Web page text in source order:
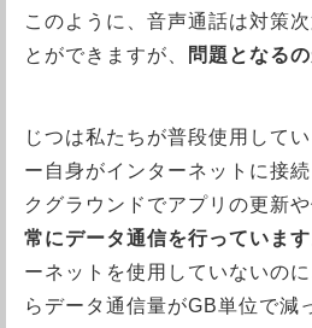
このように、音声通話は対策
とができますが、
問題となる
じつは私たちが普段使用して
ー自身がインターネットに接
クグラウンドでアプリの更新
常にデータ通信を行っています
ーネットを使用していないの
らデータ通信量がGB単位で減